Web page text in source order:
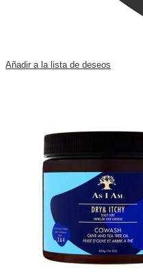
Añadir a la lista de deseos